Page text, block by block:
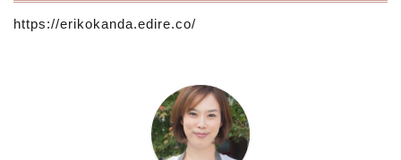
https://erikokanda.edire.co/